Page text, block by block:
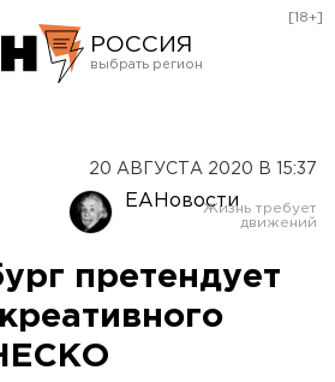
РОССИЯ
Оренбург
[18+]
20 АВГУСТА 2020 В 15:37
ЕАНовости
претендует